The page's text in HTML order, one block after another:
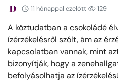
11 hónappal ezelőtt 129
A köztudatban a csokoládé
ízérzékelésről szólt, ám az
kapcsolatban vannak, mint
bizonyítják, hogy a
befolyásolhatja az